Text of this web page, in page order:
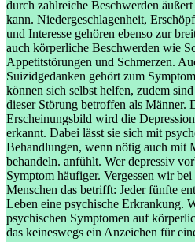
durch zahlreiche Beschwerden
kann. Niedergeschlagenheit,
und Interesse gehören ebenso zur
auch körperliche Beschwerden wie
Appetitstörungen und Schmerzen.
Suizidgedanken gehört zum
können sich selbst helfen, zudem
dieser Störung betroffen als Männer.
Erscheinungsbild wird die
erkannt. Dabei lässt sie sich mit
Behandlungen, wenn nötig auch mit
behandeln. anfühlt. Wer depressiv
Symptom häufiger. Vergessen wir
Menschen das betrifft: Jeder fünfte
Leben eine psychische Erkrankung.
psychischen Symptomen auf
das keineswegs ein Anzeichen für